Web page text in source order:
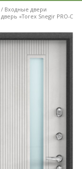
/ Входные двери
«Torex Snegir PRO-C